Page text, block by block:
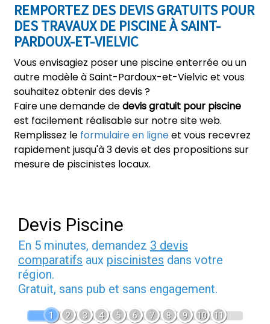
REMPORTEZ DES DEVIS GRATUITS POUR
DES TRAVAUX DE PISCINE À SAINT-
PARDOUX-ET-VIELVIC
Vous envisagiez poser une piscine enterrée ou un
autre modèle à Saint-Pardoux-et-Vielvic et vous
souhaitez obtenir des devis ?
Faire une demande dedevis gratuit pour piscine
est facilement réalisable sur notre site web.
Remplissez le formulaire en ligneet vous recevrez
rapidement jusqu'à 3 devis et des propositions sur
mesure de piscinistes locaux.
Devis Piscine
En 5 minutes, demandez 3 devis
comparatifs aux piscinistes dans votre
région.
Gratuit, sans pub et sans engagement.
1 2 3 4 5 6 7 8 9 10 11